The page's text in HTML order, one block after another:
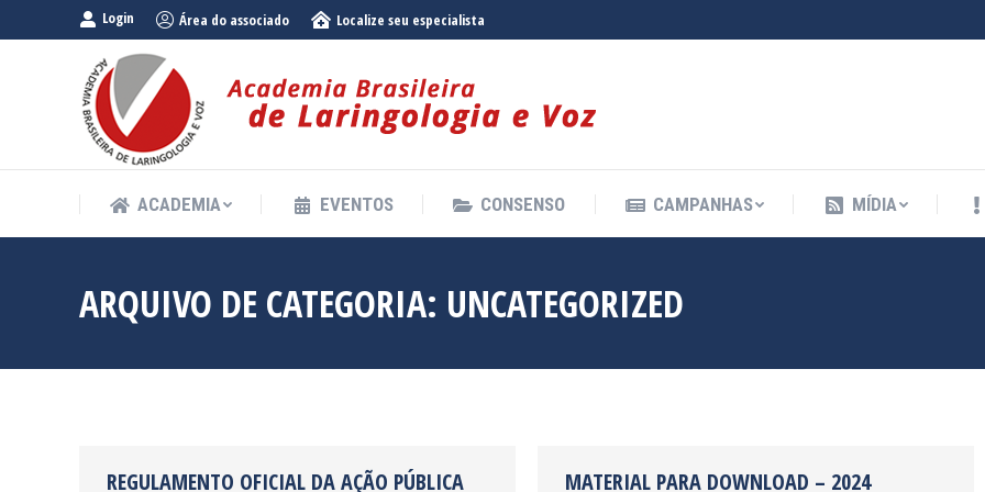
Login Área do associado Localize seu especialista
ACADEMIA
EVENTOS CONSENSO CAMPANHAS MÍDIA
ARQUIVO DE CATEGORIA: UNCATEGORIZED
REGULAMENTO OFICIAL DA AÇÃO PÚBLICA
MATERIAL PARA DOWNLOAD – 2024
ACADEMIA EVENTOS CONSENSO CAMPANHAS MÍDIA